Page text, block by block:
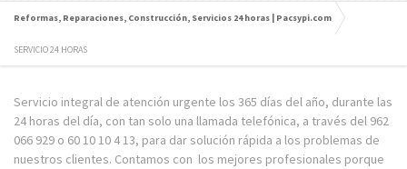
Reformas, Reparaciones, Construcción, Servicios 24 horas | Pacsypi.com
SERVICIO 24 HORAS
Servicio integral de atención urgente los 365 días del año, durante las
24 horas del día, con tan solo una llamada telefónica, a través del 962
066 929 o 60 10 10 4 13, para dar solución rápida a los problemas de
nuestros clientes. Contamos con los mejores profesionales porque